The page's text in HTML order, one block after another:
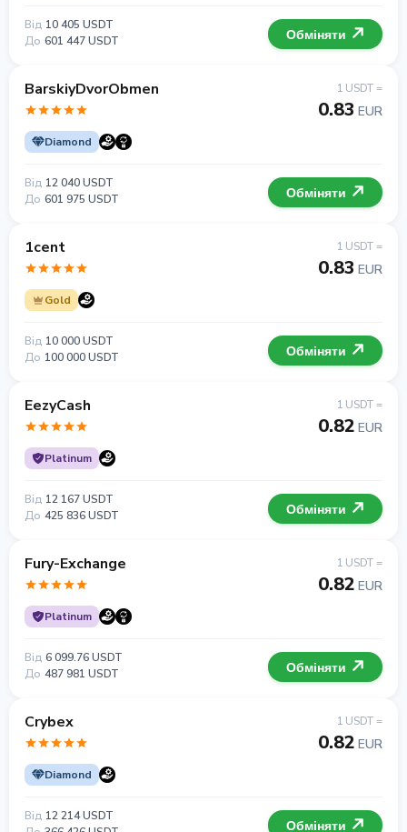
Від 10 405 USDT
До 601 447 USDT Обміняти
BarskiyDvorObmen
Diamond
1 USDT =
0.83 EUR
Від 12 040 USDT
До 601 975 USDT Обміняти
1cent
Gold
1 USDT =
0.83 EUR
Від 10 000 USDT
До 100 000 USDT Обміняти
EezyCash
Platinum
1 USDT =
0.82 EUR
Від 12 167 USDT
До 425 836 USDT Обміняти
Fury-Exchange
Platinum
1 USDT =
0.82 EUR
Від 6 099.76 USDT
До 487 981 USDT Обміняти
Crybex
Diamond
1 USDT =
0.82 EUR
Від 12 214 USDT
Обміняти